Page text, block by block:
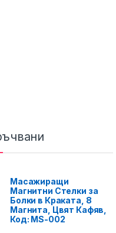
Масажиращи
Магнитни Стелки за
Болки в Краката, 8
Магнита, Цвят Кафяв,
Код: MS-002